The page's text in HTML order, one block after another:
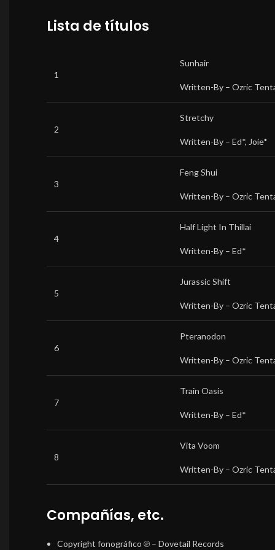
Lista de títulos
1
Sunhair
Written-By – Ozric
2
Stretchy
Written-By – Ed*, Joie*
3
Feng Shui
Written-By – Ozric
4
Half Light In Thillai
Written-By – Ed*
5
Jurassic Shift
Written-By – Ozric
6
Pteranodon
Written-By – Ozric
7
Train Oasis
Written-By – Ed*
8
Vita Voom
Written-By – Ozric
Compañías, etc.
Copyright fonográfico ℗ – Dovetail Records